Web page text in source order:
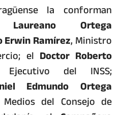
la conforman
Laureano Ortega
Erwin Ramírez, Ministro
el Doctor Roberto
Ejecutivo del INSS;
Edmundo Ortega
del Consejo de